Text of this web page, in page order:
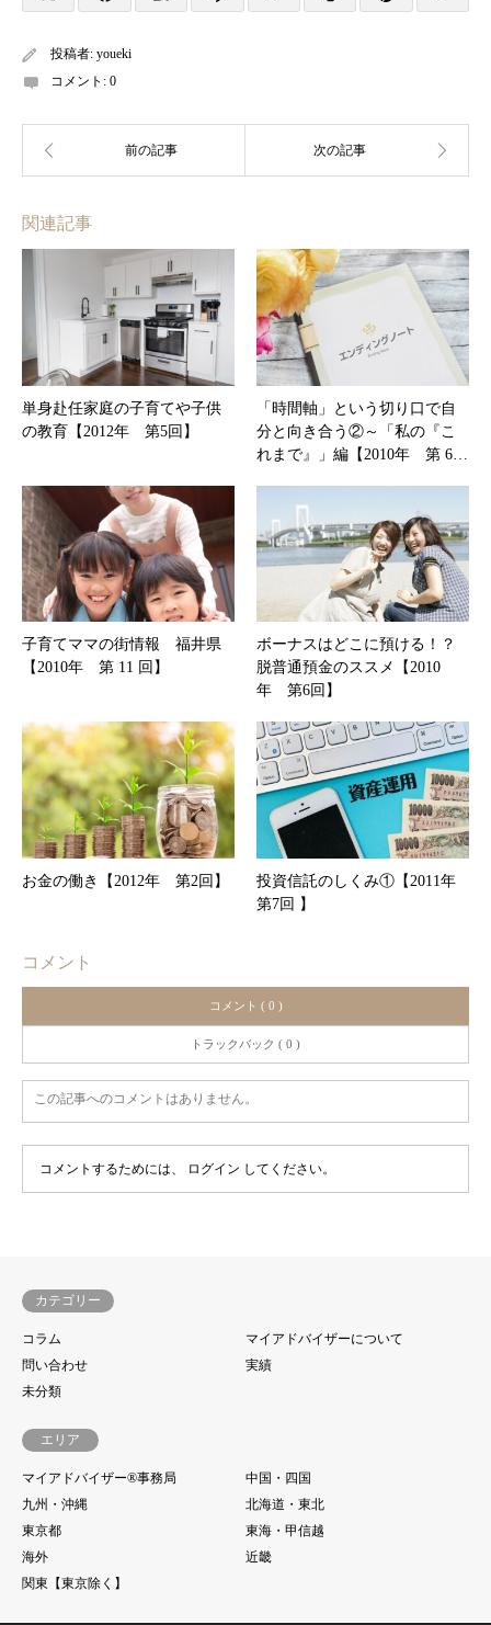
投稿者: youeki
コメント: 0
関連記事
単身赴任家庭の子育てや子供
の教育【2012年 第5回】
「時間軸」という切り口で自
分と向き合う②～「私の『こ
れまで』」編【2010年 第 6…
子育てママの街情報 福井県
【2010年 第 11 回】
ボーナスはどこに預ける！？
脱普通預金のススメ【2010
年 第6回】
お金の働き【2012年 第2回】
投資信託のしくみ①【2011年
第7回 】
コメント
コメント ( 0 )
トラックバック ( 0 )
この記事へのコメントはありません。
コメントするためには、 ログイン してください。
カテゴリー
コラム
マイアドバイザーについて
問い合わせ
実績
未分類
エリア
マイアドバイザー®事務局
中国・四国
九州・沖縄
北海道・東北
東京都
東海・甲信越
海外
近畿
関東【東京除く】